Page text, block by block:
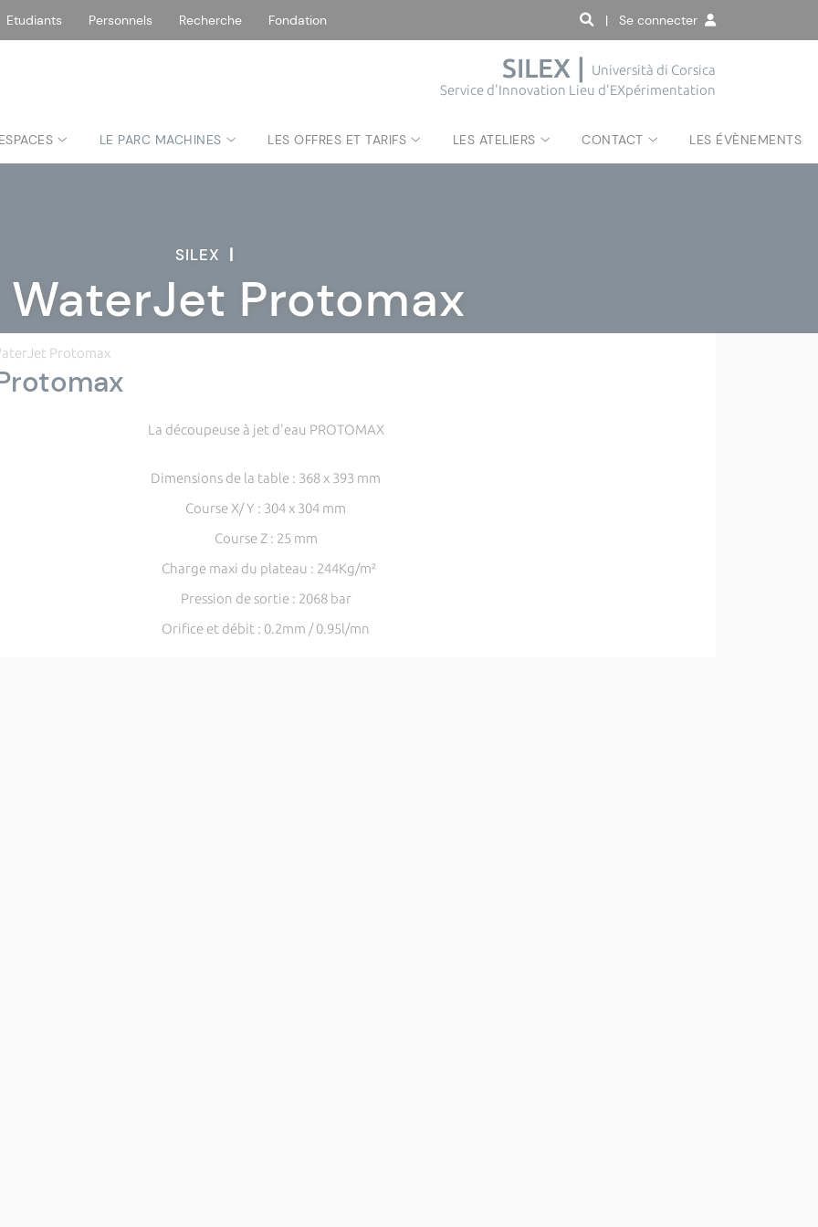
Etudiants Personnels Recherche Fondation | Se connecter
SILEX |
Università di Corsica
Service d'Innovation Lieu d'EXpérimentation
LE PARC MACHINES LES OFFRES ET TARIFS LES ATELIERS CONTACT LES ÉVÈNEMENTS
SILEX |
WaterJet Protomax
Protomax
La découpeuse à jet d'eau PROTOMAX
Dimensions de la table : 368 x 393 mm
Course X/ Y : 304 x 304 mm
Course Z : 25 mm
Charge maxi du plateau : 244Kg/m²
Pression de sortie : 2068 bar
Orifice et débit : 0.2mm / 0.95l/mn